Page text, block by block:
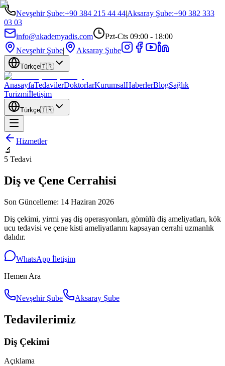
Nevşehir Şube:+90 384 215 44 44|Aksaray Şube:+90 382 333
03 03
info@akademyadis.com
Pzt-Cts 09:00 - 18:00
Nevşehir Şube| Aksaray Şube
Türkçe🇹🇷
AnasayfaTedavilerDoktorlarKurumsalHaberlerBlogSağlık
Turizmiİletişim
Türkçe🇹🇷
Hizmetler
🔬
5 Tedavi
Diş ve Çene Cerrahisi
Son Güncelleme: 14 Haziran 2026
Diş çekimi, yirmi yaş diş operasyonları, gömülü diş ameliyatları, kök
ucu tedavisi ve çene kisti ameliyatlarını kapsayan cerrahi uzmanlık
dalıdır.
WhatsApp İletişim
Hemen Ara
Nevşehir Şube Aksaray Şube
Tedavilerimiz
Diş Çekimi
Açıklama